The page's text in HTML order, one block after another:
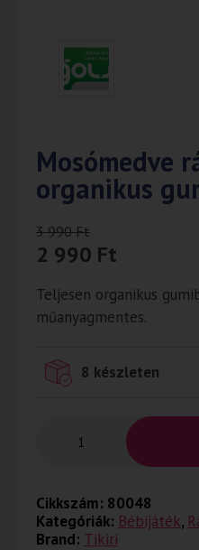
Mosómedve
organikus
3 990Ft
2 990 Ft
Teljesen organikus
műanyagmentes.
8 készleten
Cikkszám: 80048
Kategóriák: Bébijáték,
Brand: Tikiri